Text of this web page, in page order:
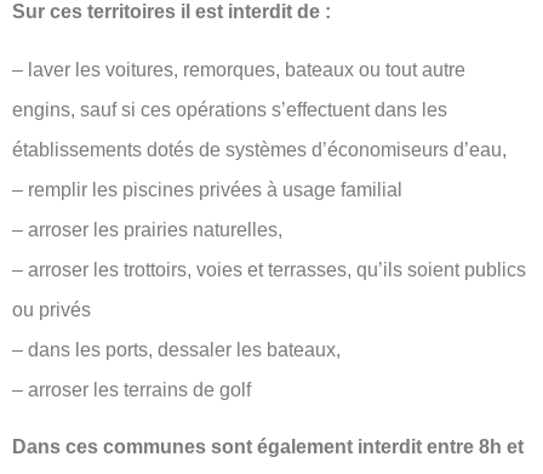
Sur ces territoires il est interdit de :
– laver les voitures, remorques, bateaux ou tout autre
engins, sauf si ces opérations s’effectuent dans les
établissements dotés de systèmes d’économiseurs d’eau,
– remplir les piscines privées à usage familial
– arroser les prairies naturelles,
– arroser les trottoirs, voies et terrasses, qu’ils soient publics
ou privés
– dans les ports, dessaler les bateaux,
– arroser les terrains de golf
Dans ces communes sont également interdit entre 8h et